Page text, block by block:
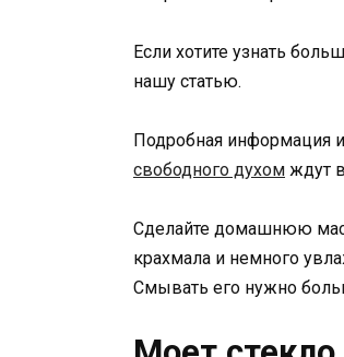
Если хотите узнать
нашу статью.
Подробная информация
свободного духом ждут
Сделайте домашнюю
крахмала и немного
Смывать его нужно